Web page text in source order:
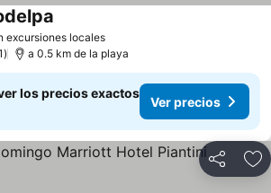
excursiones locales
a 0.5 km de la playa
los precios exactos
Ver precios
Compartir